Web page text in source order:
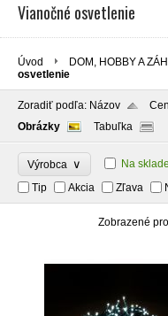
Vianočné osvetlenie
Úvod DOM, HOBBY A
osvetlenie
Zoradiť podľa: Názov
Obrázky
Tabuľka
Výrobca ∨ Na sklade
Tip
Akcia Zľava
Zobrazené